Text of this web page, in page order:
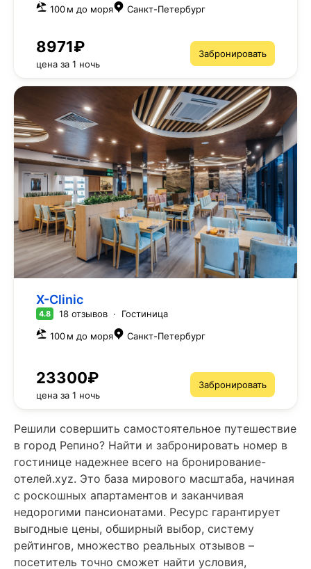
100 м до моря
Санкт-Петербург
8971₽
цена за 1 ночь
Забронировать
X-Clinic
4.8 18 отзывов · Гостиница
100 м до моря
Санкт-Петербург
23300₽
цена за 1 ночь
Забронировать
Решили совершить самостоятельное путешествие
в город Репино? Найти и забронировать номер в
гостинице надежнее всего на бронирование-
отелей.xyz. Это база мирового масштаба, начиная
с роскошных апартаментов и заканчивая
недорогими пансионатами. Ресурс гарантирует
выгодные цены, обширный выбор, систему
рейтингов, множество реальных отзывов –
посетитель точно сможет найти условия,